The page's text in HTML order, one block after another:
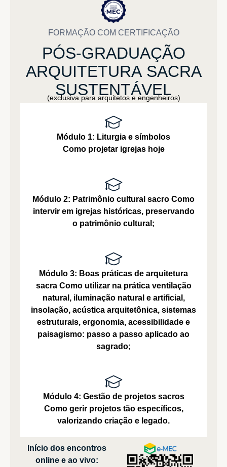
FORMAÇÃO COM CERTIFICAÇÃO
PÓS-GRADUAÇÃO
ARQUITETURA SACRA
SUSTENTÁVEL
(exclusiva para arquitetos e engenheiros)
Módulo 1: Liturgia e símbolos
Como projetar igrejas hoje
Módulo 2: Patrimônio cultural sacro Como
intervir em igrejas históricas, preservando
o patrimônio cultural;
Módulo 3: Boas práticas de arquitetura
sacraComo utilizar na prática ventilação
natural, iluminação natural e artificial,
insolação, acústica arquitetônica, sistemas
estruturais, ergonomia, acessibilidade e
paisagismo: passo a passo aplicado ao
sagrado;
Módulo 4: Gestão de projetos sacros
Como gerir projetos tão específicos,
valorizando criação e legado.
Início dos encontros
online e ao vivo: